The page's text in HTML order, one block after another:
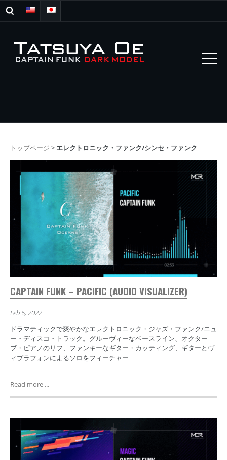
トップページ > エレクトロニック・ファンク/シンセ・ファンク
CAPTAIN FUNK – PACIFIC (AUDIO VISUALIZER)
Feb 6, 2022
ドラマティックで爽やかなエレクトロニック・ジャズ・ファンク/ニュ
ー・ディスコ・トラック。グルーヴィーなベースライン、オクター
ブ・ピアノのリフ、ファンキーなギター・カッティング、ギターとヴ
ィブラフォンによるソロをフィーチャー
Read more ...